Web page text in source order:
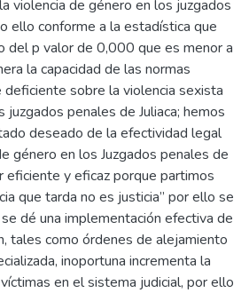
violencia de género en los juzgados
ello conforme a la estadística que
del p valor de 0,000 que es menor a
la capacidad de las normas
sobre la violencia sexista
juzgados penales de Juliaca; hemos
deseado de la efectividad legal
género en los Juzgados penales de
eficiente y eficaz porque partimos
que tarda no es justicia” por ello se
dé una implementación efectiva de
tales como órdenes de alejamiento
inoportuna incrementa la
en el sistema judicial, por ello